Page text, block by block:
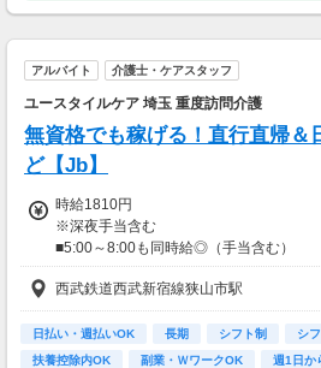
アルバイト 介護士・ケアスタッフ
ユースタイルケア 埼玉 重度訪問介護
無資格でも稼げる！直行直帰
ど【Jb】
時給1810円
※深夜手当含む
■5:00～8:00も同時給◎（手当含む）
■同行研修中（2～4回）は時給1,430円
★日払いも可能！
振込手数料は会社負担！
西武鉄道西武新宿線狭山市駅
日払い・週払いOK 長期 シフト制 シ
扶養控除内OK
副業・ＷワークOK 週1日か